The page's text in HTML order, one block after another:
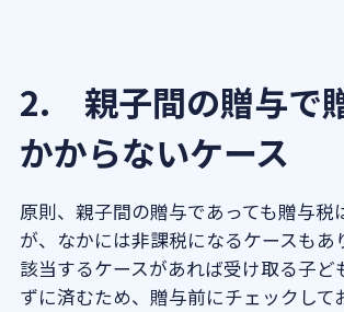
5-4. 困窮者でない子に安価
を譲る
6-1. 親子間の贈与でもバレる
6-2. 贈与契約書を必ず作成
6-3. 贈与税の申告を怠らない
2. 親子間の贈与で
かからないケース
原則、親子間の贈与であっても贈与税
が、なかには非課税になるケースもあ
該当するケースがあれば受け取る子ど
ずに済むため、贈与前にチェックして